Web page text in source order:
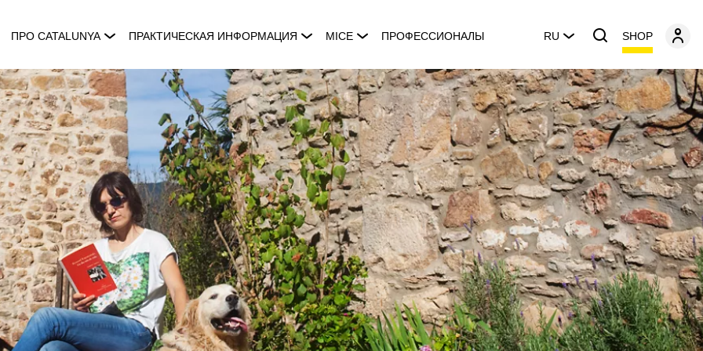
ПРО CATALUNYA ПРАКТИЧЕСКАЯ ИНФОРМАЦИЯ MICE ПРОФЕССИОНАЛЫ RU SHOP